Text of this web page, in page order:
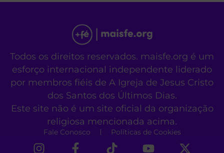
Todos os direitos reservados. maisfe.org é um
esforço internacional independente liderado
por membros fiéis de A Igreja de Jesus Cristo
dos Santos dos Últimos Dias.
Este site não é um site oficial da organização
religiosa mencionada acima.
Fale Conosco Políticas de Cookies